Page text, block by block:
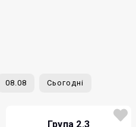
08.08 Сьогодні
Група 2.3